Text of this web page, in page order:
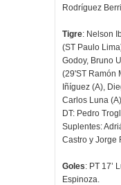
Rodríguez
Tigre: Nelson
(ST Paulo
Godoy, Bruno
(29'ST Ramón
Iñíguez (A),
Carlos Luna
DT: Pedro
Suplentes:
Castro y Jorge
Goles: PT 17’
Espinoza.